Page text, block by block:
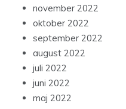
november 2022
oktober 2022
september 2022
august 2022
juli 2022
juni 2022
maj 2022